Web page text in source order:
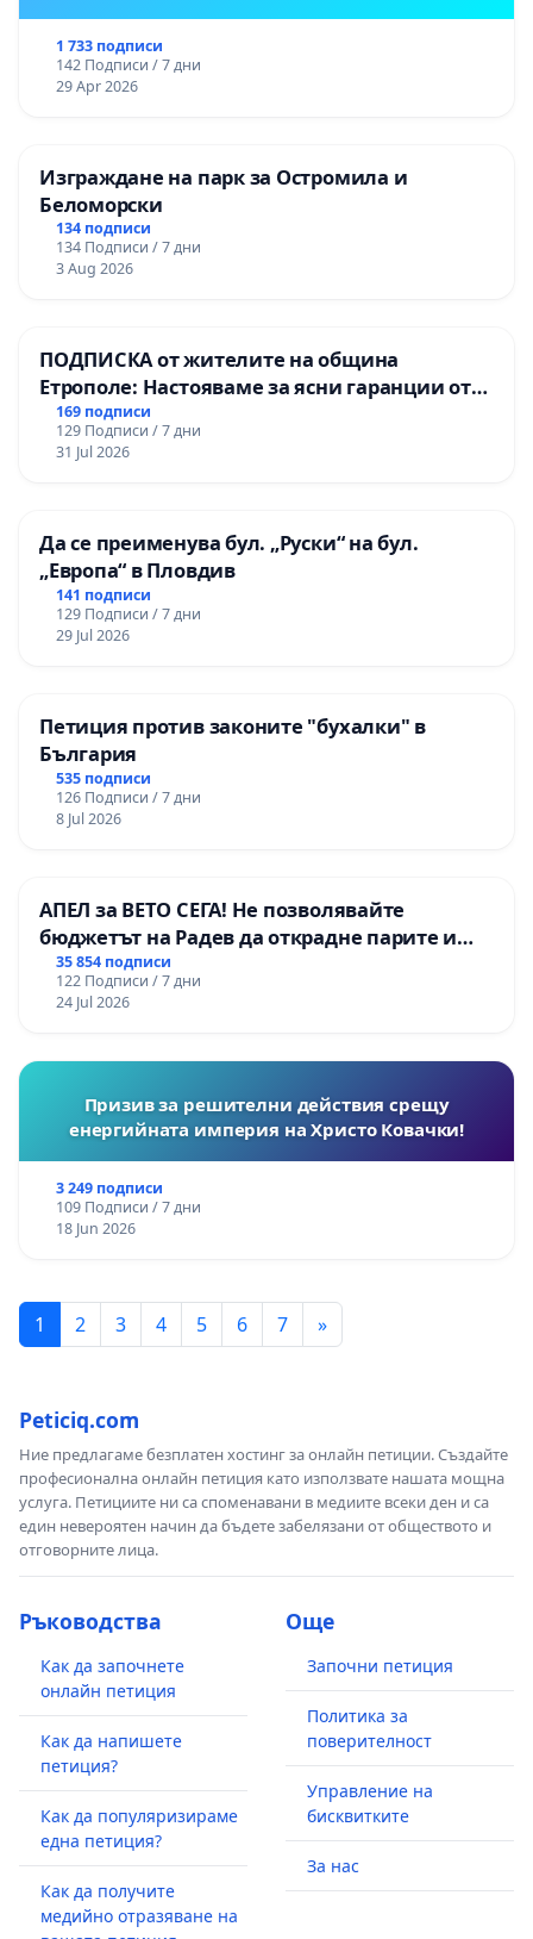
1 733 подписи
142 Подписи / 7 дни
29 Apr 2026
Изграждане на парк за Остромила и
Беломорски
134 подписи
134 Подписи / 7 дни
3 Aug 2026
ПОДПИСКА от жителите на община
Етрополе: Настояваме за ясни гаранции от
“Елаците-МЕД” АД и от държавата, че ще се
изпълнят всички екологични норми!
169 подписи
129 Подписи / 7 дни
31 Jul 2026
Да се преименува бул. „Руски“ на бул.
„Европа“ в Пловдив
141 подписи
129 Подписи / 7 дни
29 Jul 2026
Петиция против законите "бухалки" в
България
535 подписи
126 Подписи / 7 дни
8 Jul 2026
АПЕЛ за ВЕТО СЕГА! Не позволявайте
бюджетът на Радев да открадне парите и
правата ни в тъмното
35 854 подписи
122 Подписи / 7 дни
24 Jul 2026
Призив за решителни действия срещу
енергийната империя на Христо Ковачки!
3 249 подписи
109 Подписи / 7 дни
18 Jun 2026
1 2 3 4 5 6 7 »
Peticiq.com
Ние предлагаме безплатен хостинг за онлайн петиции. Създайте
професионална онлайн петиция като използвате нашата мощна
услуга. Петициите ни са споменавани в медиите всеки ден и са
един невероятен начин да бъдете забелязани от обществото и
отговорните лица.
Ръководства
Как да започнете
онлайн петиция
Как да напишете
петиция?
Как да популяризираме
една петиция?
Как да получите
медийно отразяване на
Още
Започни петиция
Политика за
поверителност
Управление на
бисквитките
За нас